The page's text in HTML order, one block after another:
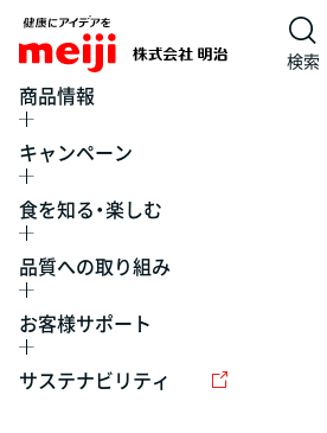
検索
商品情報
キャンペーン
食を知る・楽しむ
品質への取り組み
お客様サポート
サステナビリティ